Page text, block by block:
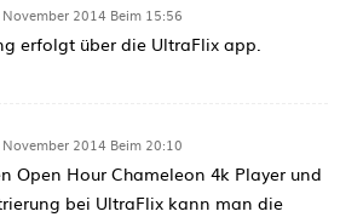
November 2014 Beim 15:56
erfolgt über die UltraFlix app.
November 2014 Beim 20:10
Open Hour Chameleon 4k Player und
bei UltraFlix kann man die